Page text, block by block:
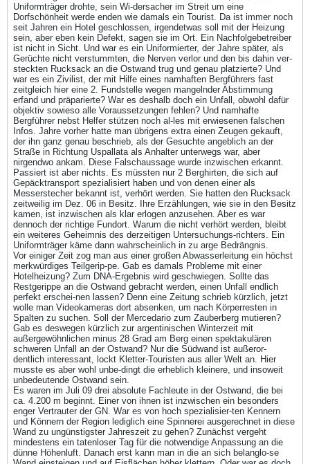
Uniformträger drohte, sein Wi-dersacher im Streit um eine
Dorfschönheit werde enden wie damals ein Tourist. Da ist immer noch
seit Jahren ein Hotel geschlossen, irgendetwas soll mit der Heizung
sein, aber eben kein Defekt, sagen sie im Ort. Ein Nachfolgebetreiber
ist nicht in Sicht. Und war es ein Uniformierter, der Jahre später, als
Gerüchte nicht verstummten, die Nerven verlor und den bis dahin ver-
steckten Rucksack an die Ostwand trug und genau platzierte? Und
war es ein Zivilist, der mit Hilfe eines namhaften Bergführers fast
zeitgleich hier eine 2. Fundstelle wegen mangelnder Abstimmung
erfand und präparierte? War es deshalb doch ein Unfall, obwohl dafür
objektiv sowieso alle Voraussetzungen fehlen? Und namhafte
Bergführer nebst Helfer stützen noch al-les mit erwiesenen falschen
Infos. Jahre vorher hatte man übrigens extra einen Zeugen gekauft,
der ihn ganz genau beschrieb, als der Gesuchte angeblich an der
Straße in Richtung Uspallata als Anhalter unterwegs war, aber
nirgendwo ankam. Diese Falschaussage wurde inzwischen erkannt.
Passiert ist aber nichts. Es müssten nur 2 Berghirten, die sich auf
Gepäcktransport spezialisiert haben und von denen einer als
Messerstecher bekannt ist, verhört werden. Sie hatten den Rucksack
zeitweilig im Dez. 06 in Besitz. Ihre Erzählungen, wie sie in den Besitz
kamen, ist inzwischen als klar erlogen anzusehen. Aber es war
dennoch der richtige Fundort. Warum die nicht verhört werden, bleibt
ein weiteres Geheimnis des derzeitigen Untersuchungs-richters. Ein
Uniformträger käme dann wahrscheinlich in zu arge Bedrängnis.
Vor einiger Zeit zog man aus einer großen Abwasserleitung ein höchst
merkwürdiges Teilgerip-pe. Gab es damals Probleme mit einer
Hotelheizung? Zum DNA-Ergebnis wird geschwiegen. Sollte das
Restgerippe an die Ostwand gebracht werden, einen Unfall endlich
perfekt erschei-nen lassen? Denn eine Zeitung schrieb kürzlich, jetzt
wolle man Videokameras dort absenken, um nach Körperresten in
Spalten zu suchen. Soll der Mercedario zum Zauberberg mutieren?
Gab es deswegen kürzlich zur argentinischen Winterzeit mit
außergewöhnlichen minus 28 Grad am Berg einen spektakulären
schweren Unfall an der Ostwand? Nur die Südwand ist außeror-
dentlich interessant, lockt Kletter-Touristen aus aller Welt an. Hier
musste es aber wohl unbe-dingt die erheblich kleinere, und insoweit
unbedeutende Ostwand sein.
Es waren im Juli 09 drei absolute Fachleute in der Ostwand, die bei
ca. 4.200 m beginnt. Einer von ihnen ist inzwischen ein besonders
enger Vertrauter der GN. War es von hoch spezialisier-ten Kennern
und Könnern der Region lediglich eine Spinnerei ausgerechnet in diese
Wand zu ungünstigster Jahreszeit zu gehen? Zunächst vergeht
mindestens ein tatenloser Tag für die notwendige Anpassung an die
dünne Höhenluft. Danach erst kann man in die an sich belanglo-se